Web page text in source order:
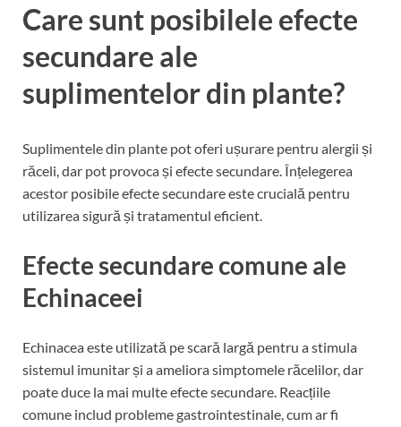
Care sunt posibilele efecte
secundare ale
suplimentelor din plante?
Suplimentele din plante pot oferi ușurare pentru alergii și
răceli, dar pot provoca și efecte secundare. Înțelegerea
acestor posibile efecte secundare este crucială pentru
utilizarea sigură și tratamentul eficient.
Efecte secundare comune ale
Echinaceei
Echinacea este utilizată pe scară largă pentru a stimula
sistemul imunitar și a ameliora simptomele răcelilor, dar
poate duce la mai multe efecte secundare. Reacțiile
comune includ probleme gastrointestinale, cum ar fi